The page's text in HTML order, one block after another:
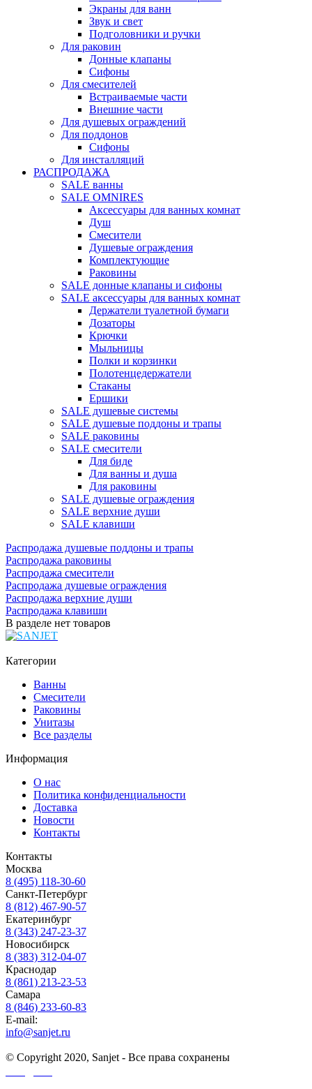
Экраны для ванн
Звук и свет
Подголовники и ручки
Для раковин
Донные клапаны
Сифоны
Для смесителей
Встраиваемые части
Внешние части
Для душевых ограждений
Для поддонов
Сифоны
Для инсталляций
РАСПРОДАЖА
SALE ванны
SALE OMNIRES
Аксессуары для ванных комнат
Душ
Смесители
Душевые ограждения
Комплектующие
Раковины
SALE донные клапаны и сифоны
SALE аксессуары для ванных комнат
Держатели туалетной бумаги
Дозаторы
Крючки
Мыльницы
Полки и корзинки
Полотенцедержатели
Стаканы
Ершики
SALE душевые системы
SALE душевые поддоны и трапы
SALE раковины
SALE смесители
Для биде
Для ванны и душа
Для раковины
SALE душевые ограждения
SALE верхние души
SALE клавиши
Распродажа душевые поддоны и трапы
Распродажа раковины
Распродажа смесители
Распродажа душевые ограждения
Распродажа верхние души
Распродажа клавиши
В разделе нет товаров
Категории
Ванны
Смесители
Раковины
Унитазы
Все разделы
Информация
О нас
Политика конфиденциальности
Доставка
Новости
Контакты
Контакты
Москва
8 (495) 118-30-60
Санкт-Петербург
8 (812) 467-90-57
Екатеринбург
8 (343) 247-23-37
Новосибирск
8 (383) 312-04-07
Краснодар
8 (861) 213-23-53
Самара
8 (846) 233-60-83
E-mail:
info@sanjet.ru
© Copyright 2020, Sanjet - Все права сохранены